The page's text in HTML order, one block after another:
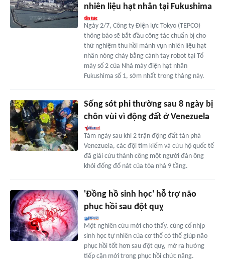
nhiên liệu hạt nhân tại Fukushima
Ngày 2/7, Công ty Điện lực Tokyo (TEPCO)
thông báo sẽ bắt đầu công tác chuẩn bị cho
thử nghiệm thu hồi mảnh vụn nhiên liệu hạt
nhân nóng chảy bằng cánh tay robot tại Tổ
máy số 2 của Nhà máy điện hạt nhân
Fukushima số 1, sớm nhất trong tháng này.
Sống sót phi thường sau 8 ngày bị
chôn vùi vì động đất ở Venezuela
Tám ngày sau khi 2 trận động đất tàn phá
Venezuela, các đội tìm kiếm và cứu hộ quốc tế
đã giải cứu thành công một người đàn ông
khỏi đống đổ nát của tòa nhà 9 tầng.
'Đồng hồ sinh học' hỗ trợ não
phục hồi sau đột quỵ
Một nghiên cứu mới cho thấy, củng cố nhịp
sinh học tự nhiên của cơ thể có thể giúp não
phục hồi tốt hơn sau đột quỵ, mở ra hướng
tiếp cận mới trong phục hồi chức năng.